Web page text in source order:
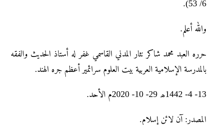
6/ 53).
والله أعلم.
حرره العبد محمد شاکر نثار المدني القاسمي غفر له أستاذ الحديث والفقه
بالمدرسة الإسلامية العربية بيت العلوم سرائمير أعظم جره الهند.
13- 4- 1442ھ 29- 10- 2020م الأحد.
المصدر: آن لائن إسلام.